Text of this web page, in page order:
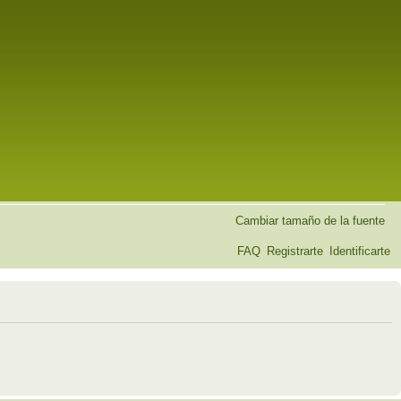
Cambiar tamaño de la fuente
FAQ Registrarte Identificarte